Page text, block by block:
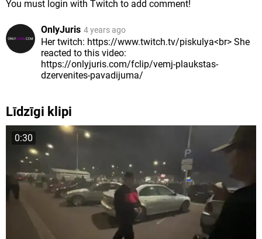
You must login with Twitch to add comment!
OnlyJuris 4 years ago
Her twitch: https://www.twitch.tv/piskulya<br> She
reacted to this video:
https://onlyjuris.com/fclip/vemj-plaukstas-
dzervenites-pavadijuma/
Līdzīgi klipi
0:30